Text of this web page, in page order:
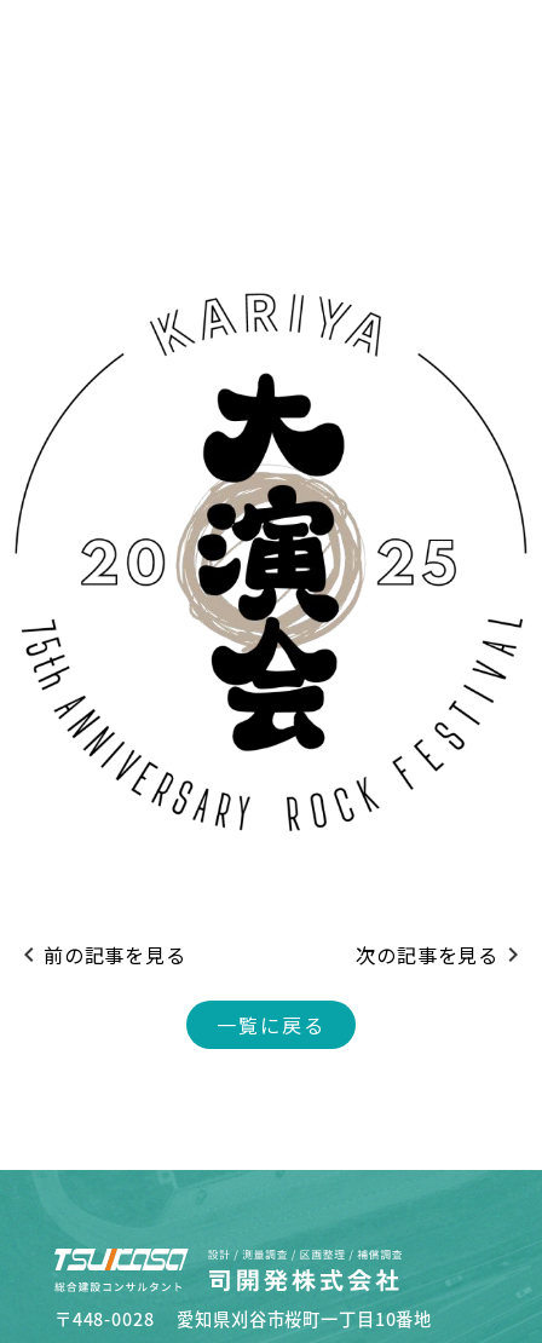
navigate_before 前の記事を見る
一覧に戻る
次の記事を見る navigate_next
〒448-0028 愛知県刈谷市桜町一丁目10番地